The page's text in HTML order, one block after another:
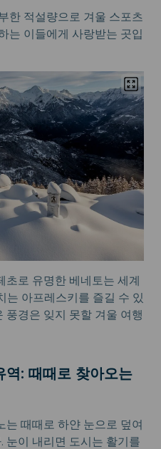
한 적설량으로 겨울 스포츠
는 이들에게 사랑받는 곳입
초로 유명한 베네토는 세계
는 아프레스키를 즐길 수 있
풍경은 잊지 못할 겨울 여행
: 때때로 찾아오는
는 때때로 하얀 눈으로 덮여
눈이 내리면 도시는 활기를